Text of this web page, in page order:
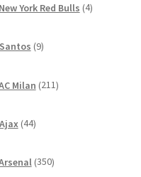
York Red Bulls 4izdelki
9izdelkov
Milan 211izdelkov
44izdelkov
350izdelkov